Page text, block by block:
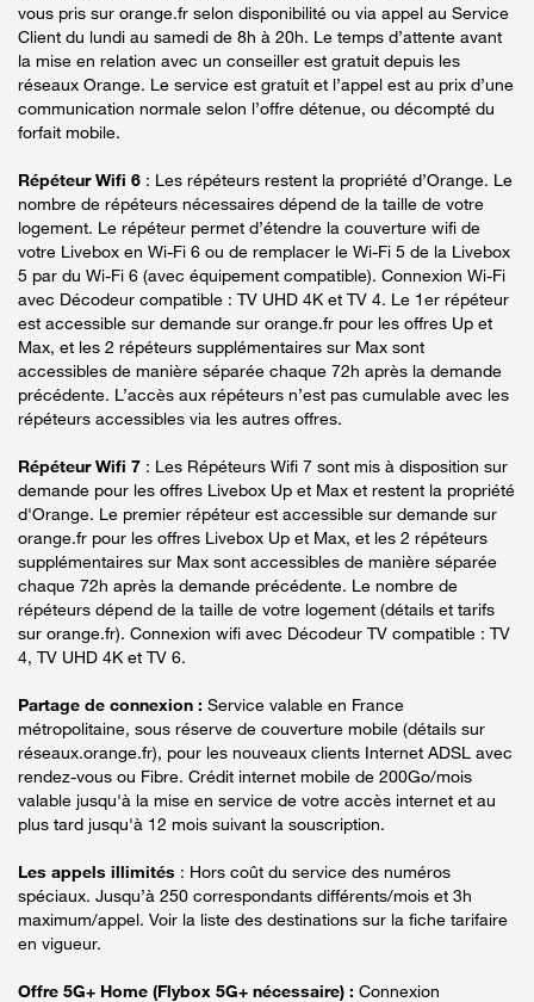
vous pris sur orange.fr selon disponibilité ou via appel au Service
Client du lundi au samedi de 8h à 20h. Le temps d’attente avant
la mise en relation avec un conseiller est gratuit depuis les
réseaux Orange. Le service est gratuit et l’appel est au prix d’une
communication normale selon l’offre détenue, ou décompté du
forfait mobile.
Répéteur Wifi 6 : Les répéteurs restent la propriété d’Orange. Le
nombre de répéteurs nécessaires dépend de la taille de votre
logement. Le répéteur permet d’étendre la couverture wifi de
votre Livebox en Wi-Fi 6 ou de remplacer le Wi-Fi 5 de la Livebox
5 par du Wi-Fi 6 (avec équipement compatible). Connexion Wi-Fi
avec Décodeur compatible : TV UHD 4K et TV 4. Le 1er répéteur
est accessible sur demande sur orange.fr pour les offres Up et
Max, et les 2 répéteurs supplémentaires sur Max sont
accessibles de manière séparée chaque 72h après la demande
précédente. L’accès aux répéteurs n’est pas cumulable avec les
répéteurs accessibles via les autres offres.
Répéteur Wifi 7 : Les Répéteurs Wifi 7 sont mis à disposition sur
demande pour les offres Livebox Up et Max et restent la propriété
d'Orange. Le premier répéteur est accessible sur demande sur
orange.fr pour les offres Livebox Up et Max, et les 2 répéteurs
supplémentaires sur Max sont accessibles de manière séparée
chaque 72h après la demande précédente. Le nombre de
répéteurs dépend de la taille de votre logement (détails et tarifs
sur orange.fr). Connexion wifi avec Décodeur TV compatible : TV
4, TV UHD 4K et TV 6.
Partage de connexion : Service valable en France
métropolitaine, sous réserve de couverture mobile (détails sur
réseaux.orange.fr), pour les nouveaux clients Internet ADSL avec
rendez-vous ou Fibre. Crédit internet mobile de 200Go/mois
valable jusqu'à la mise en service de votre accès internet et au
plus tard jusqu'à 12 mois suivant la souscription.
Les appels illimités : Hors coût du service des numéros
spéciaux. Jusqu’à 250 correspondants différents/mois et 3h
maximum/appel. Voir la liste des destinations sur la fiche tarifaire
en vigueur.
Offre 5G+ Home (Flybox 5G+ nécessaire) : Connexion